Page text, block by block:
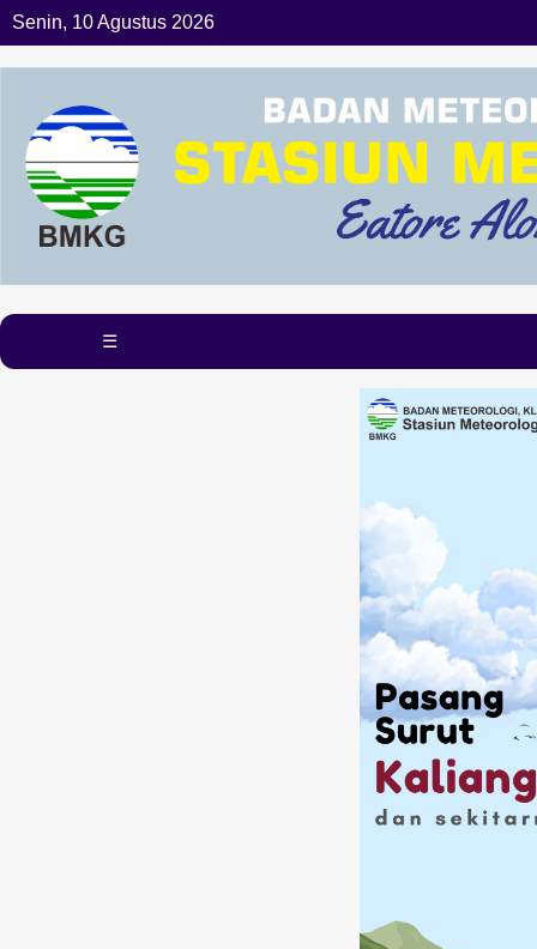
Senin, 10 Agustus 2026
☰